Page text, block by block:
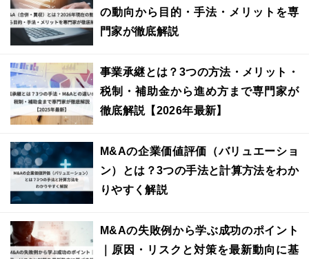
の動向から目的・手法・メリットを専
門家が徹底解説
事業承継とは？3つの方法・メリット・
税制・補助金から進め方まで専門家が
徹底解説【2026年最新】
M&Aの企業価値評価（バリュエーショ
ン）とは？3つの手法と計算方法をわか
りやすく解説
M&Aの失敗例から学ぶ成功のポイント
｜原因・リスクと対策を最新動向に基